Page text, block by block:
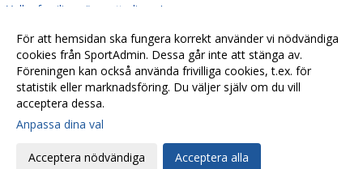
Vallenfamiljen växer ytterligare!
Svenska Spel - Gräsroten 2023-11-22 17:33
Årets ungdomsförening 2023 2023-11-17 21:28
Välkomna till Vallens IF! 2023-10-16 07:49
inställningar
Webbversion
För att hemsidan ska fungera korrekt använder vi nödvändiga
cookies från SportAdmin. Dessa går inte att stänga av.
Föreningen kan också använda frivilliga cookies, t.ex. för
statistik eller marknadsföring. Du väljer själv om du vill
acceptera dessa.
Anpassa dina val
Acceptera nödvändiga Acceptera alla